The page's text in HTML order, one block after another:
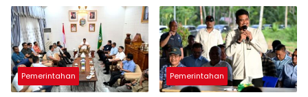
Pemerintahan Pemerintahan